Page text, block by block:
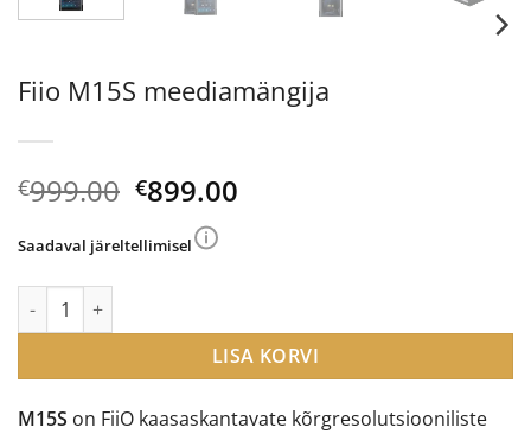
Fiio M15S meediamängija
€999.00 Algne
oli:
€899.00
M15S on FiiO kaasaskantavate kõrgresolutsiooniliste
Saadaval järeltellimisel
Fiio M15S meediamängija kogus
LISA KORVI